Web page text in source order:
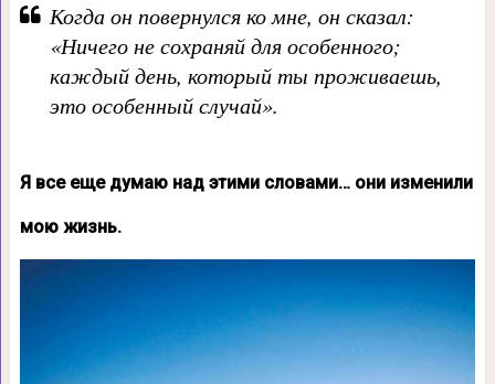
Когда он повернулся ко мне, он сказал:
«Ничего не сохраняй для особенного;
каждый день, который ты проживаешь,
это особенный случай».
Я все еще думаю над этими словами… они изменили
мою жизнь.